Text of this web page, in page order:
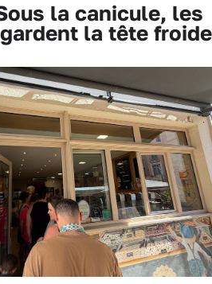
la canicule, les
la tête froide